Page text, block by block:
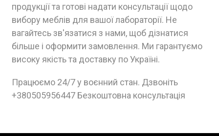
продукції та готові надати консультації щодо
вибору меблів для вашої лабораторії. Не
вагайтесь зв'язатися з нами, щоб дізнатися
більше і оформити замовлення. Ми гарантуємо
високу якість та доставку по Україні.
Працюємо 24/7 у воєнний стан. Дзвоніть
+380505956447 Безкоштовна консультація